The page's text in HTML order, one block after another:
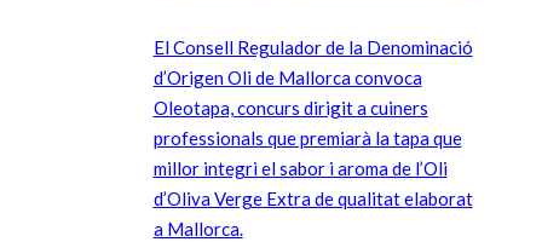
El Consell Regulador de la Denominació
d’Origen Oli de Mallorca convoca
Oleotapa, concurs dirigit a cuiners
professionals que premiarà la tapa que
millor integri el sabor i aroma de l’Oli
d’Oliva Verge Extra de qualitat elaborat
a Mallorca.